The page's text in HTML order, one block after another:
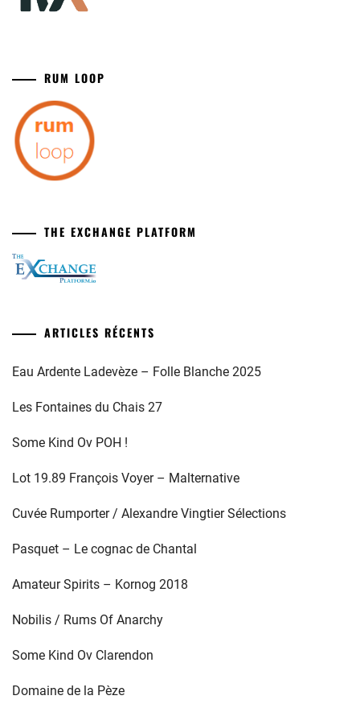
RUM LOOP
THE EXCHANGE PLATFORM
ARTICLES RÉCENTS
Eau Ardente Ladevèze – Folle Blanche 2025
Les Fontaines du Chais 27
Some Kind Ov POH !
Lot 19.89 François Voyer – Malternative
Cuvée Rumporter / Alexandre Vingtier Sélections
Pasquet – Le cognac de Chantal
Amateur Spirits – Kornog 2018
Nobilis / Rums Of Anarchy
Some Kind Ov Clarendon
Domaine de la Pèze